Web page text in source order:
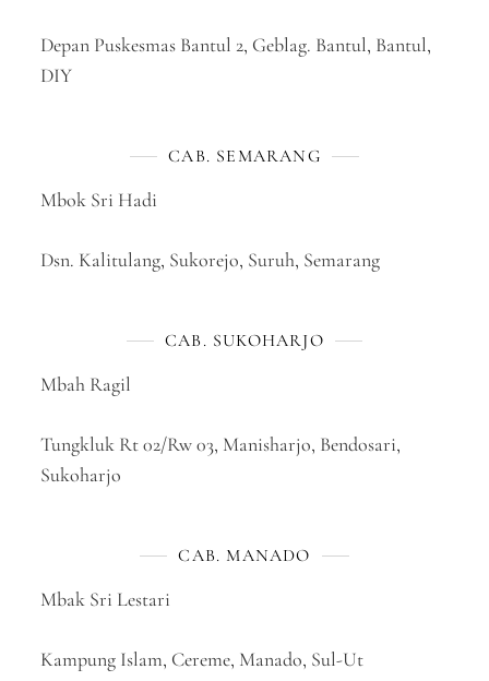
Depan Puskesmas Bantul 2, Geblag. Bantul, Bantul,
DIY
CAB. SEMARANG
Mbok Sri Hadi
Dsn. Kalitulang, Sukorejo, Suruh, Semarang
CAB. SUKOHARJO
Mbah Ragil
Tungkluk Rt 02/Rw 03, Manisharjo, Bendosari,
Sukoharjo
CAB. MANADO
Mbak Sri Lestari
Kampung Islam, Cereme, Manado, Sul-Ut